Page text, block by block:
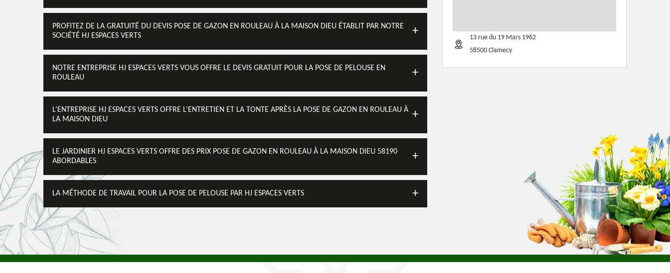
PROFITEZ DE LA GRATUITÉ DU DEVIS POSE DE GAZON EN ROULEAU À LA MAISON DIEU ÉTABLIT PAR NOTRE
SOCIÉTÉ HJ ESPACES VERTS
NOTRE ENTREPRISE HJ ESPACES VERTS VOUS OFFRE LE DEVIS GRATUIT POUR LA POSE DE PELOUSE EN
ROULEAU
L’ENTREPRISE HJ ESPACES VERTS OFFRE L’ENTRETIEN ET LA TONTE APRÈS LA POSE DE GAZON EN ROULEAU À
LA MAISON DIEU
LE JARDINIER HJ ESPACES VERTS OFFRE DES PRIX POSE DE GAZON EN ROULEAU À LA MAISON DIEU 58190
ABORDABLES
LA MÉTHODE DE TRAVAIL POUR LA POSE DE PELOUSE PAR HJ ESPACES VERTS
13 rue du 19 Mars 1962
58500 Clamecy